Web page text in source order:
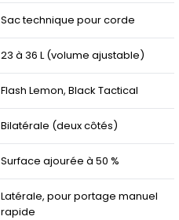
Sac technique pour corde
23 à 36 L (volume ajustable)
Flash Lemon, Black Tactical
Bilatérale (deux côtés)
Surface ajourée à 50 %
Latérale, pour portage manuel
rapide